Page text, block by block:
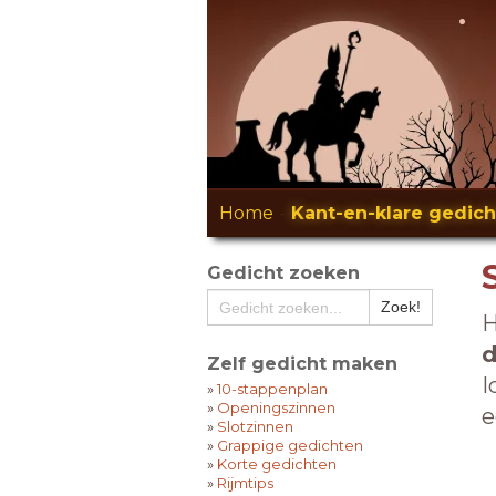
Home Kant-en-klare
Gedicht zoeken
Zelf gedicht maken
»10-stappenplan
» Openingszinnen
» Slotzinnen
» Grappige gedichten
» Korte gedichten
» Rijmtips